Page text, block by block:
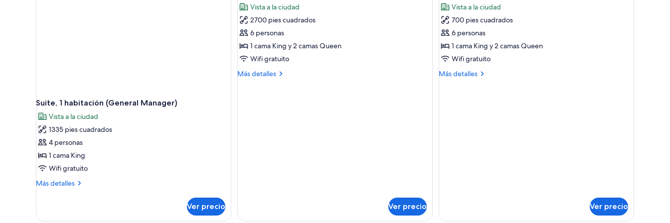
(Parlor)
Suite, 1 habitación (General Manager)
Vista a la ciudad
1335 pies cuadrados
4 personas
1 cama King
Wifi gratuito
Más detalles
Más
1
Ver precio
las
fotos
de
Suite
(Sedona)
Vista a la ciudad
2700 pies cuadrados
6 personas
1 cama King y 2 camas Queen
Wifi gratuito
Más detalles
Más
Ver precio
las
fotos
de
Habitación
(Connecting
Vista a la ciudad
700 pies cuadrados
6 personas
1 cama King y 2 camas Queen
Wifi gratuito
Más detalles
Más
Ver precio